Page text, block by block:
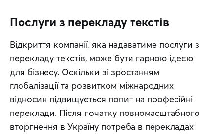
Послуги з перекладу текстів
Відкриття компанії, яка надаватиме послуги з
перекладу текстів, може бути гарною ідеєю
для бізнесу. Оскільки зі зростанням
глобалізації та розвитком міжнародних
відносин підвищується попит на професійні
переклади. Після початку повномасштабного
вторгнення в Україну потреба в перекладах